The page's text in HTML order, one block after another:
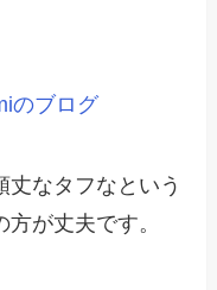
のブログ
丈なタフなという
が丈夫です。